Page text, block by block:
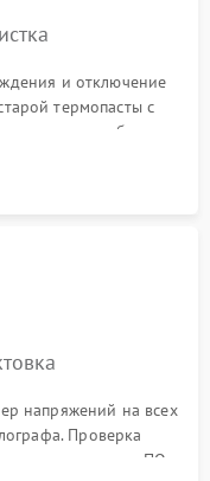
и отключение
термопасты с
с банок
пыли и окислов.
напряжений на всех
Проверка
ПО